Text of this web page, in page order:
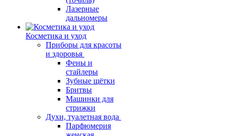
Лазерные
дальномеры
Косметика и уход
Приборы для красоты
и здоровья
Фены и
стайлеры
Зубные щётки
Бритвы
Машинки для
стрижки
Духи, туалетная вода
Парфюмерия